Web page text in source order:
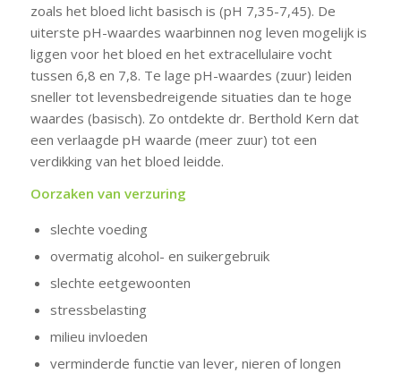
zoals het bloed licht basisch is (pH 7,35-7,45). De
uiterste pH-waardes waarbinnen nog leven mogelijk is
liggen voor het bloed en het extracellulaire vocht
tussen 6,8 en 7,8. Te lage pH-waardes (zuur) leiden
sneller tot levensbedreigende situaties dan te hoge
waardes (basisch). Zo ontdekte dr. Berthold Kern dat
een verlaagde pH waarde (meer zuur) tot een
verdikking van het bloed leidde.
Oorzaken van verzuring
slechte voeding
overmatig alcohol- en suikergebruik
slechte eetgewoonten
stressbelasting
milieu invloeden
verminderde functie van lever, nieren of longen